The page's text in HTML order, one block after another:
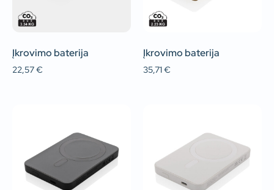
Įkrovimo baterija
22,57€
Įkrovimo baterija
35,71€